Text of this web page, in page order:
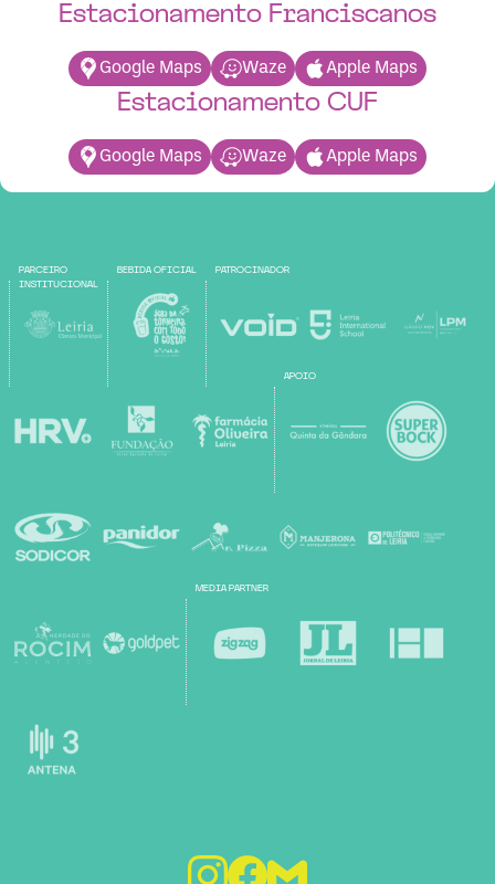
Estacionamento Franciscanos
Google Maps Waze Apple Maps
Estacionamento CUF
Google Maps Waze Apple Maps
PARCEIRO
INSTITUCIONAL
BEBIDA OFICIAL PATROCINADOR
APOIO
MEDIA PARTNER